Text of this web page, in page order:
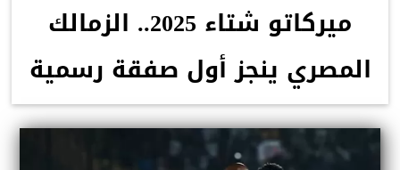
ميركاتو شتاء 2025.. الزمالك
المصري ينجز أول صفقة رسمية